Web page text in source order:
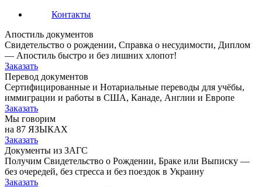
Контакты
Апостиль документов
Свидетельство о рождении, Справка о несудимости, Диплом
— Апостиль быстро и без лишних хлопот!
Заказать
Перевод документов
Сертифицированные и Нотариальные переводы для учёбы,
иммиграции и работы в США, Канаде, Англии и Европе
Заказать
Мы говорим
на 87 ЯЗЫКАХ
Заказать
Документы из ЗАГС
Получим Свидетельство о Рождении, Браке или Выписку —
без очередей, без стресса и без поездок в Украину
Заказать